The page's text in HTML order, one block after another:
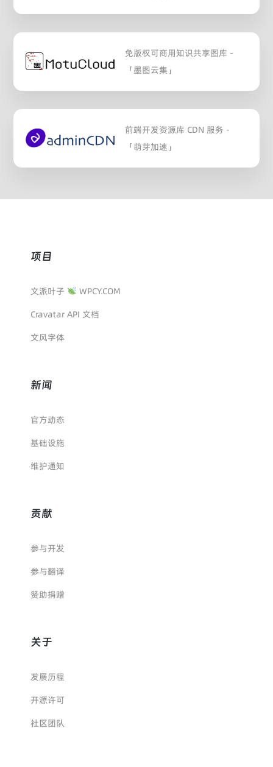
免版权可商用知识共享图库 -
「墨图云集」
前端开发资源库 CDN 服务 -
「萌芽加速」
项目
文派叶子
WPCY.COM
Cravatar API 文档
文风字体
新闻
官方动态
基础设施
维护通知
贡献
参与开发
参与翻译
赞助捐赠
关于
发展历程
开源许可
社区团队